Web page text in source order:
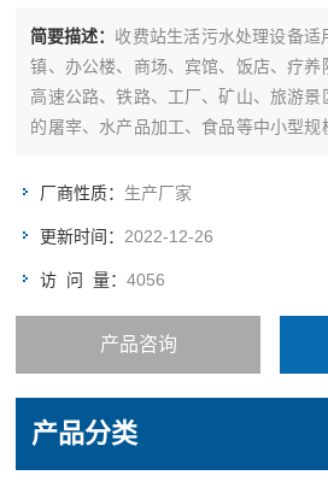
简要描述： 收费站生活污水处理设备
镇、办公楼、商场、宾馆、饭店、疗养
高速公路、铁路、工厂、矿山、旅游景
的屠宰、水产品加工、食品等中小型规
标准。
厂商性质： 生产厂家
更新时间： 2022-12-26
访 问 量：4056
产品咨询
产品分类